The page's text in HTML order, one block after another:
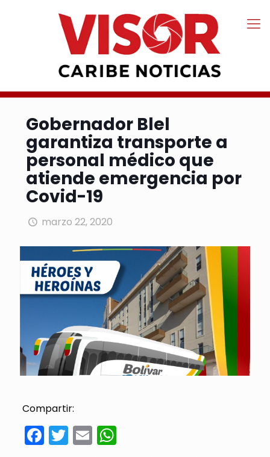
Gobernador Blel
garantiza transporte a
personal médico que
atiende emergencia por
Covid-19
marzo 22, 2020
Compartir:
Facebook
Twitter
EmailWhatsApp